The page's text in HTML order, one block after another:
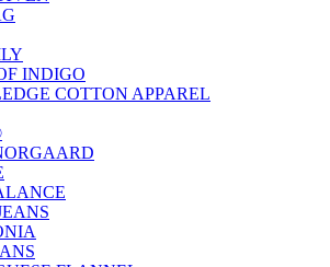
INDIGO
COTTON APPAREL